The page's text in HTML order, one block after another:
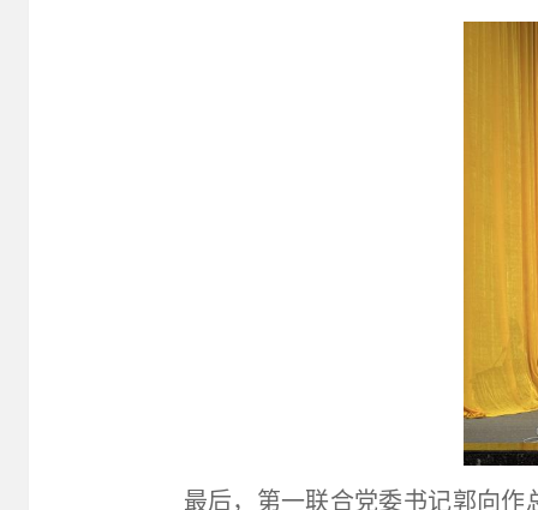
最后，第一联合党委书记郭向